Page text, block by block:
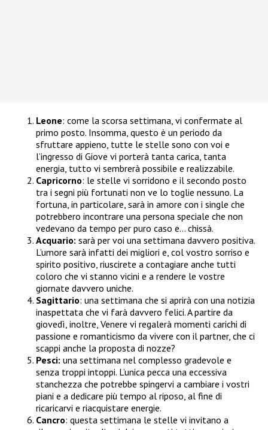
Leone: come la scorsa settimana, vi confermate al
primo posto. Insomma, questo è un periodo da
sfruttare appieno, tutte le stelle sono con voi e
l’ingresso di Giove vi porterà tanta carica, tanta
energia, tutto vi sembrerà possibile e realizzabile.
Capricorno: le stelle vi sorridono e il secondo posto
tra i segni più fortunati non ve lo toglie nessuno. La
fortuna, in particolare, sarà in amore con i single che
potrebbero incontrare una persona speciale che non
vedevano da tempo per puro caso e… chissà.
Acquario: sarà per voi una settimana davvero positiva.
L’umore sarà infatti dei migliori e, col vostro sorriso e
spirito positivo, riuscirete a contagiare anche tutti
coloro che vi stanno vicini e a rendere le vostre
giornate davvero uniche.
Sagittario: una settimana che si aprirà con una notizia
inaspettata che vi farà davvero felici. A partire da
giovedì, inoltre, Venere vi regalerà momenti carichi di
passione e romanticismo da vivere con il partner, che ci
scappi anche la proposta di nozze?
Pesci: una settimana nel complesso gradevole e
senza troppi intoppi. L’unica pecca una eccessiva
stanchezza che potrebbe spingervi a cambiare i vostri
piani e a dedicare più tempo al riposo, al fine di
ricaricarvi e riacquistare energie.
Cancro: questa settimana le stelle vi invitano a